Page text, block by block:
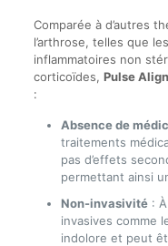
Comparée à d’autres
l’arthrose, telles que
inflammatoires non
corticoïdes, Pulse Align
:
Absence de
traitements
pas d’effets
permettant ainsi
Non-invasivité: À
invasives comme
indolore et peut